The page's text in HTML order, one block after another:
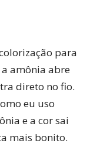
para
amônia abre
direto no fio.
eu uso
e a cor sai
mais bonito.